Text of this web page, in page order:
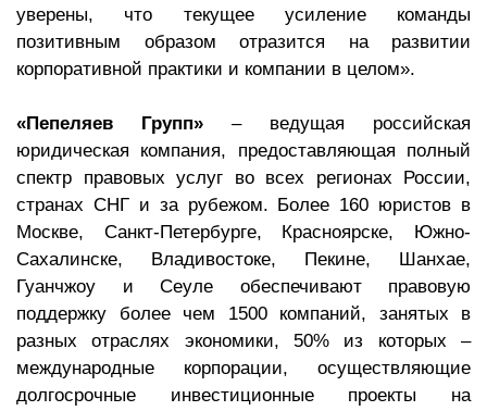
уверены, что текущее усиление команды
позитивным образом отразится на развитии
корпоративной практики и компании в целом».
«Пепеляев Групп» – ведущая российская
юридическая компания, предоставляющая полный
спектр правовых услуг во всех регионах России,
странах СНГ и за рубежом. Более 160 юристов в
Москве, Санкт-Петербурге, Красноярске, Южно-
Сахалинске, Владивостоке, Пекине, Шанхае,
Гуанчжоу и Сеуле обеспечивают правовую
поддержку более чем 1500 компаний, занятых в
разных отраслях экономики, 50% из которых –
международные корпорации, осуществляющие
долгосрочные инвестиционные проекты на